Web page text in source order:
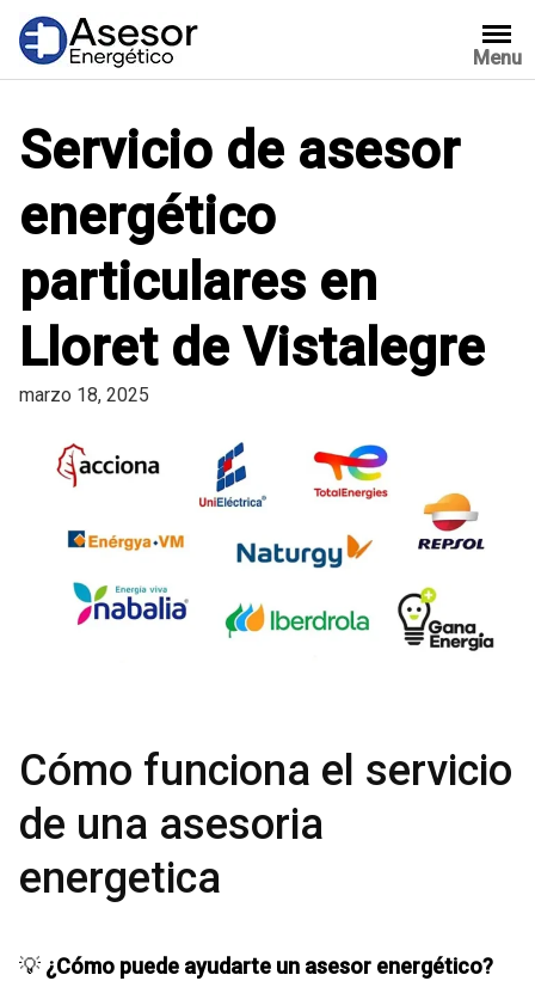
Saltar
contenido
Menu
Servicio de asesor
energético
particulares en
Lloret de Vistalegre
marzo 18, 2025
Cómo funciona el servicio
de una asesoria
energetica
💡 ¿Cómo puede ayudarte un asesor energético?